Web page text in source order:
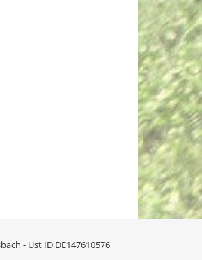
- Ust ID DE147610576